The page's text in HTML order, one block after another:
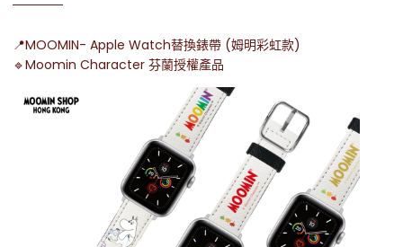
📍MOOMIN- Apple Watch替換錶帶 (姆明彩虹款)
🔹Moomin Character 芬蘭授權產品